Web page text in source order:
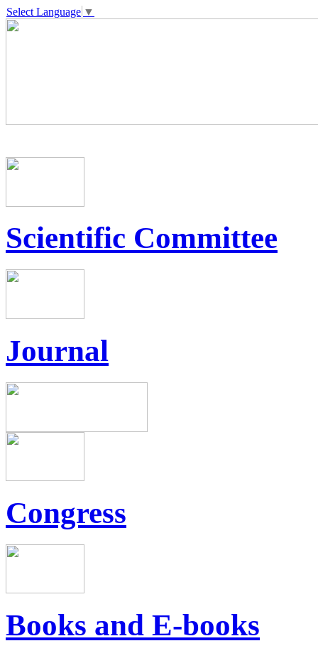
Select Language ▼
Scientific Committee
Journal
Congress
Books and E-books